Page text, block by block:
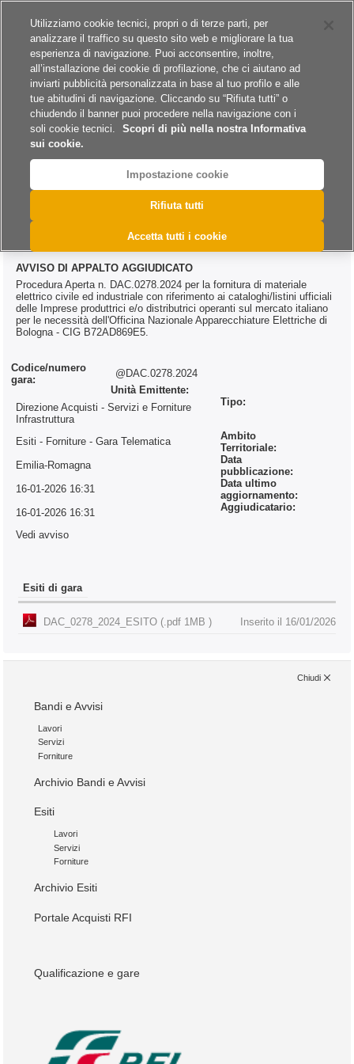
A
@DAC.0278.2024
AVVISO DI APPALTO AGGIUDICATO
Procedura Aperta n. DAC.0278.2024 per la fornitura di materiale
elettrico civile ed industriale con riferimento ai cataloghi/listini ufficiali
delle Imprese produttrici e/o distributrici operanti sul mercato italiano
per le necessità dell'Officina Nazionale Apparecchiature Elettriche di
Bologna - CIG B72AD869E5.
Codice/numero
gara:
@DAC.0278.2024
Unità Emittente:
Direzione Acquisti - Servizi e Forniture
Infrastruttura
Tipo:
Esiti - Forniture- Gara Telematica
Ambito
Territoriale:
Emilia-Romagna
Data
pubblicazione:
16-01-2026 16:31
Data ultimo
aggiornamento:
16-01-2026 16:31
Aggiudicatario:
Vedi avviso
Esiti di gara
DAC_0278_2024_ESITO (.pdf 1MB ) Inserito il 16/01/2026
Chiudi
Bandi e Avvisi
Lavori
Servizi
Forniture
Archivio Bandi e Avvisi
Esiti
Lavori
Servizi
Forniture
Archivio Esiti
Portale Acquisti RFI
Qualificazione e gare
Utilizziamo cookie tecnici, propri o di terze parti, per
analizzare il traffico su questo sito web e migliorare la tua
esperienza di navigazione. Puoi acconsentire, inoltre,
all’installazione dei cookie di profilazione, che ci aiutano ad
inviarti pubblicità personalizzata in base al tuo profilo e alle
tue abitudini di navigazione. Cliccando su “Rifiuta tutti” o
chiudendo il banner puoi procedere nella navigazione con i
soli cookie tecnici.
Scopri di più nella nostra Informativa
sui cookie.
Impostazione cookie
Rifiuta tutti
Accetta tutti i cookie